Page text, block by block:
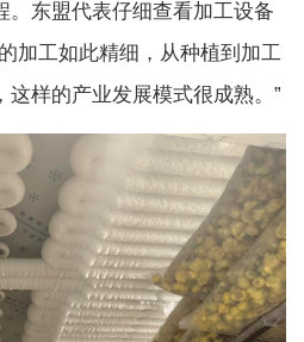
。东盟代表仔细查看加工设备
加工如此精细，从种植到加工
样的产业发展模式很成熟。”